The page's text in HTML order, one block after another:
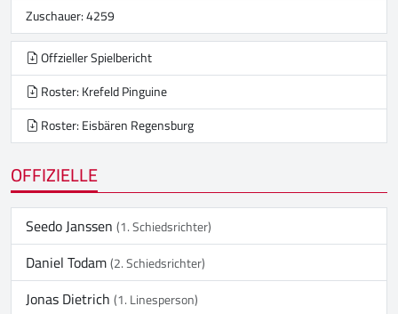
Zuschauer: 4259
Offzieller Spielbericht
Roster: Krefeld Pinguine
Roster: Eisbären Regensburg
OFFIZIELLE
Seedo Janssen(1. Schiedsrichter)
Daniel Todam(2. Schiedsrichter)
Jonas Dietrich(1. Linesperson)